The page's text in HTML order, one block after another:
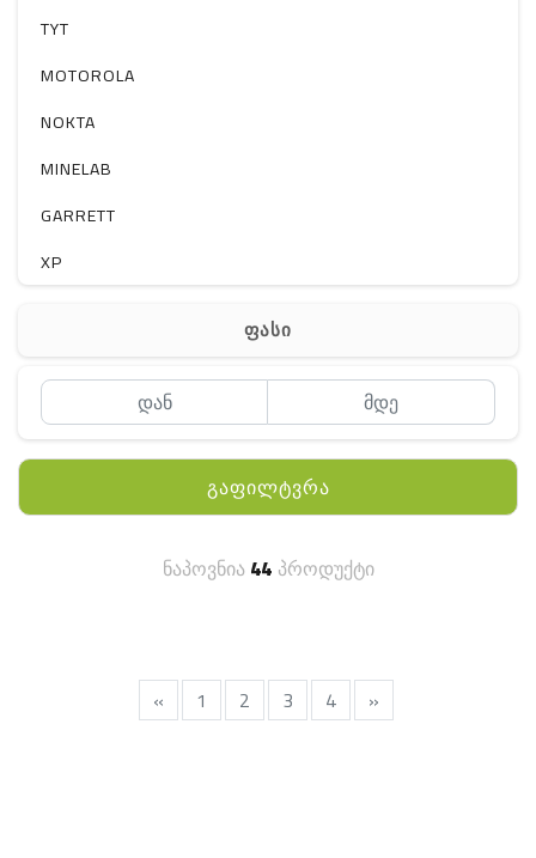
TYT
MOTOROLA
NOKTA
MINELAB
GARRETT
XP
QYT
ფასი
გაფილტვრა
ნაპოვნია44 პროდუქტი
« 1 2 3 4 »